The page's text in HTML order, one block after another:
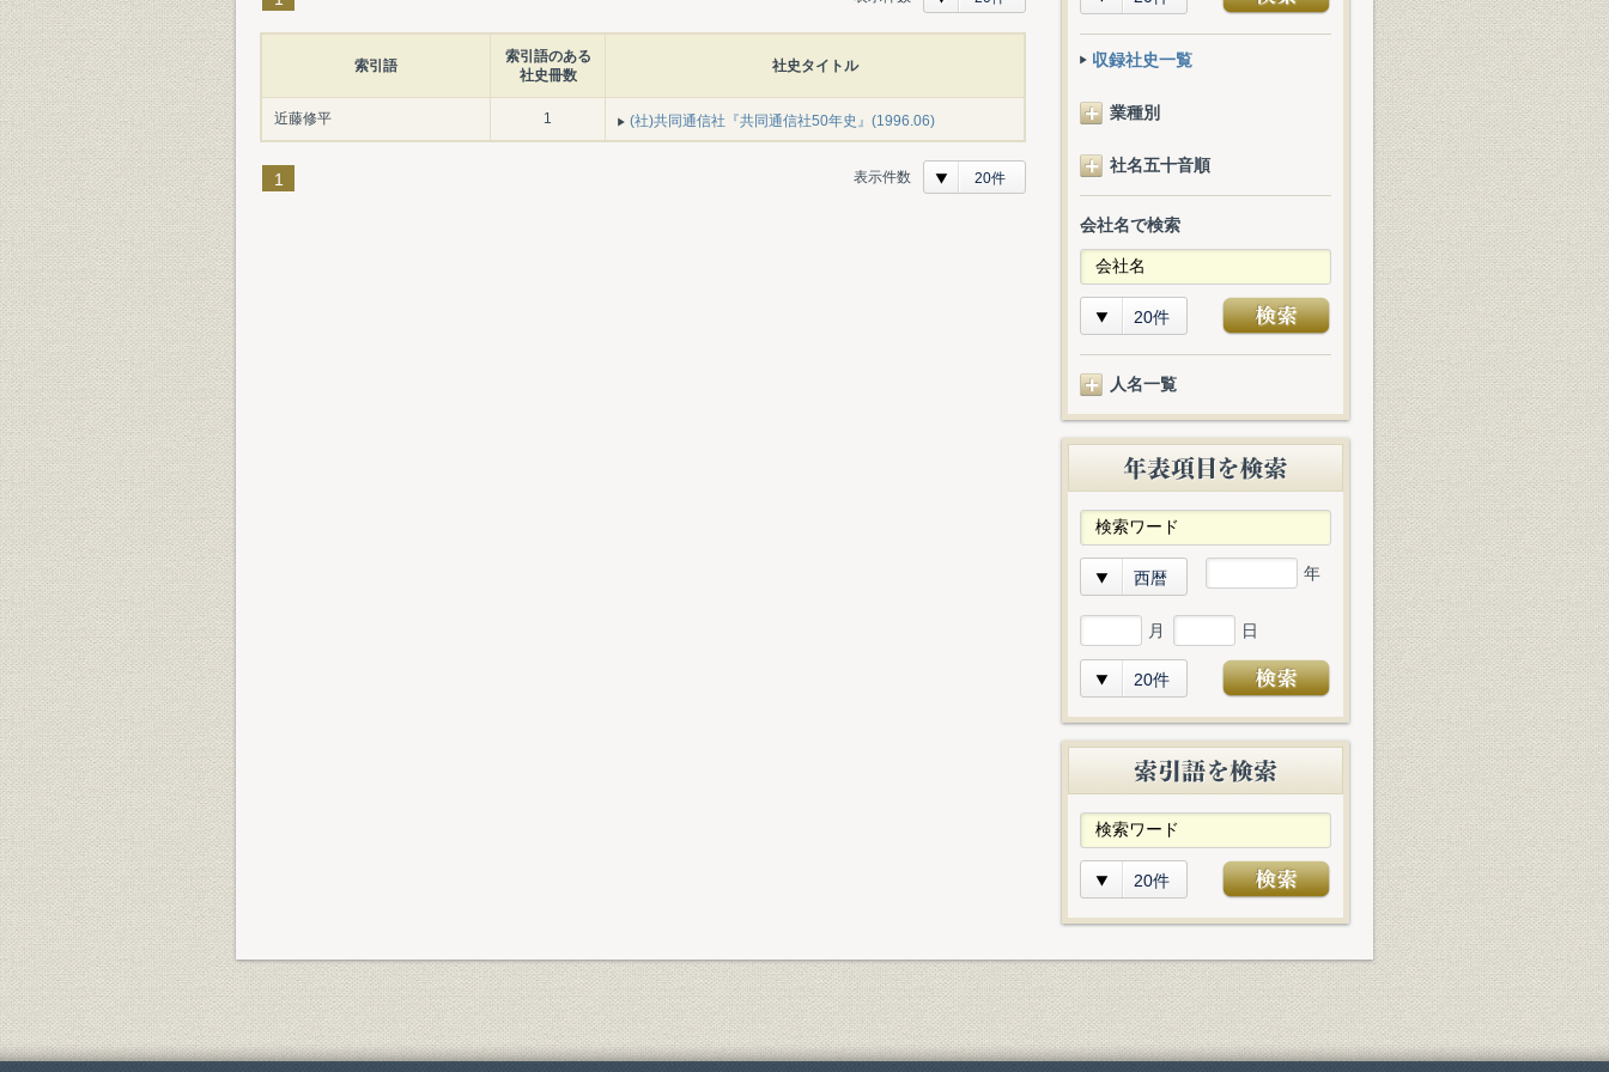
索引語
索引語のある
社史冊数
社史タイトル
近藤修平 1 (社)共同通信社『共同通信社50年史』(1996.06)
1 表示件数 20件
収録社史一覧
業種別
社名五十音順
会社名で検索
20件
人名一覧
西暦 年
月 日
20件
20件